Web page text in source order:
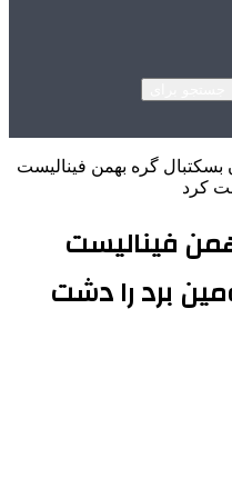
بسکتبال گره بهمن فینالیست
کرد
فینالیست
برد را دشت